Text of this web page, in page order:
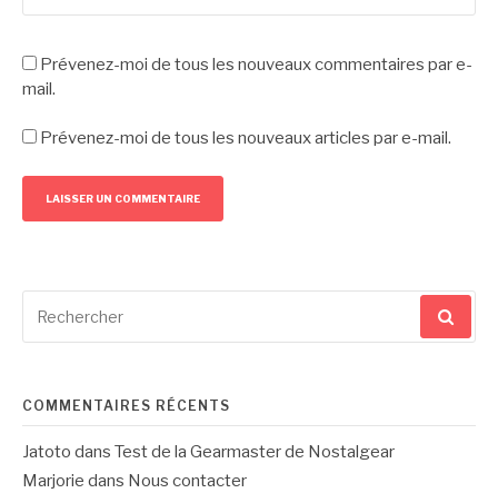
Prévenez-moi de tous les nouveaux commentaires par e-
mail.
Prévenez-moi de tous les nouveaux articles par e-mail.
pour
COMMENTAIRES RÉCENTS
Jatoto dans Test de la Gearmaster de Nostalgear
Marjorie dans Nous contacter